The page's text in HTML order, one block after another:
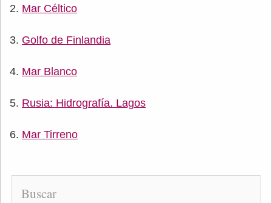
Mar Céltico
Golfo de Finlandia
Mar Blanco
Rusia: Hidrografía. Lagos
Mar Tirreno
Buscar